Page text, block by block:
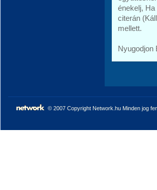
énekelj,
citerán
mellett.
Nyugodjon
© 2007 Copyright Network.hu Minden jog